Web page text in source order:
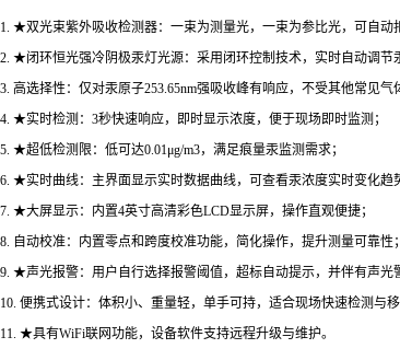
1. ★双光束紫外吸收检测器：一束为测量光，一束为参比光，可自动
2. ★闭环恒光强冷阴极汞灯光源：采用闭环控制技术，实时自动调节
3. 高选择性：仅对汞原子253.65nm强吸收峰有响应，不受其他常见气
4. ★实时检测：3秒快速响应，即时显示浓度，便于现场即时监测；
5. ★超低检测限：低可达0.01μg/m3，满足痕量汞监测需求；
6. ★实时曲线：主界面显示实时数据曲线，可查看汞浓度实时变化趋
7. ★大屏显示：内置4英寸高清彩色LCD显示屏，操作直观便捷；
8. 自动校准：内置零点和跨度校准功能，简化操作，提升测量可靠性；
9. ★声光报警：用户自行选择报警阈值，超标自动提示，并伴有声光
10. 便携式设计：体积小、重量轻，单手可持，适合现场快速检测与移
11. ★具有WiFi联网功能，设备软件支持远程升级与维护。